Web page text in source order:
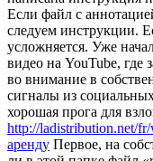
Если файл с
следуем инструкции.
усложняется. Уже
видео на YouTube, где
во внимание в
сигналы из
хорошая прога для
http://ladistribution.net/
аренду Первое, на